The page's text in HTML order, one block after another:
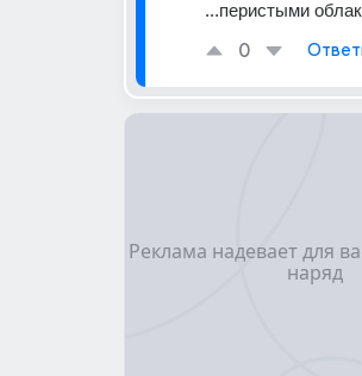
...перистыми
0